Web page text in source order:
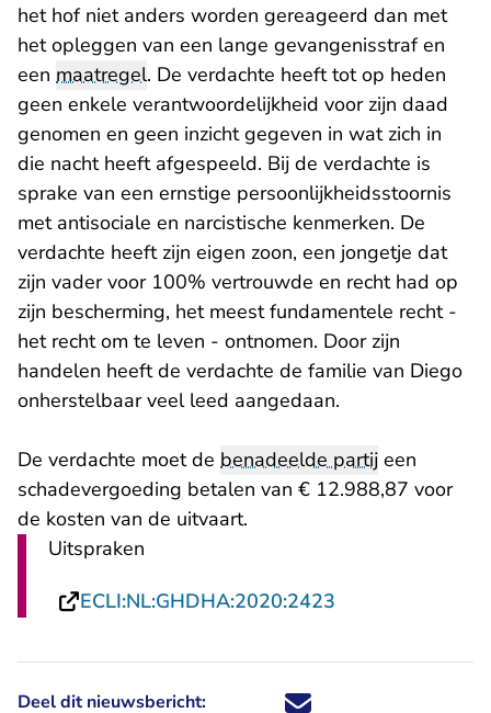
het hof niet anders worden gereageerd dan met
het opleggen van een lange gevangenisstraf en
een maatregel. De verdachte heeft tot op heden
geen enkele verantwoordelijkheid voor zijn daad
genomen en geen inzicht gegeven in wat zich in
die nacht heeft afgespeeld. Bij de verdachte is
sprake van een ernstige persoonlijkheidsstoornis
met antisociale en narcistische kenmerken. De
verdachte heeft zijn eigen zoon, een jongetje dat
zijn vader voor 100% vertrouwde en recht had op
zijn bescherming, het meest fundamentele recht -
het recht om te leven - ontnomen. Door zijn
handelen heeft de verdachte de familie van Diego
onherstelbaar veel leed aangedaan.
De verdachte moet de benadeelde partij een
schadevergoeding betalen van € 12.988,87 voor
de kosten van de uitvaart.
Uitspraken
ECLI:NL:GHDHA:2020:2423
Deel dit nieuwsbericht: Deel dit nieuwsbericht via X -
Deel dit nieuwsbericht via
Deel dit nieuwsbericht
Deel dit